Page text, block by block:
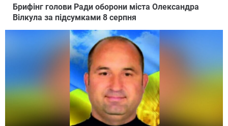
Брифінг голови Ради оборони міста Олександра
Вілкула за підсумками 8 серпня